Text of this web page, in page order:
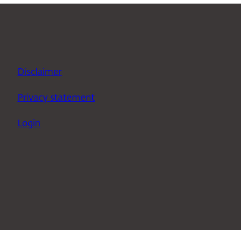
Disclaimer
Privacy statement
Login